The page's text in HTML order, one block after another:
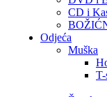
CD i
Odjeća
Muška